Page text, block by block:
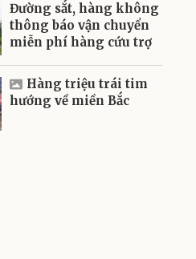
Đường sắt, hàng không
thông báo vận chuyển
miễn phí hàng cứu trợ
Hàng triệu trái tim
hướng về miền Bắc